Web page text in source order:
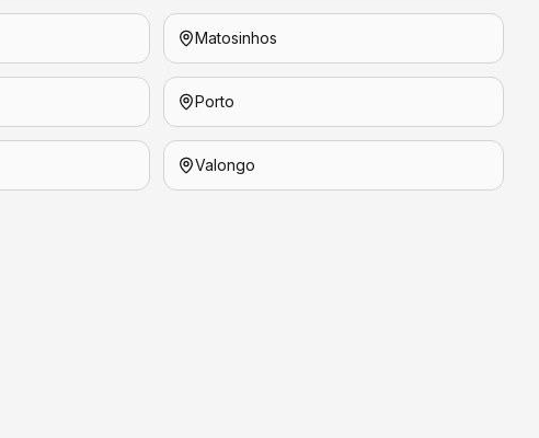
Matosinhos
Porto
Valongo